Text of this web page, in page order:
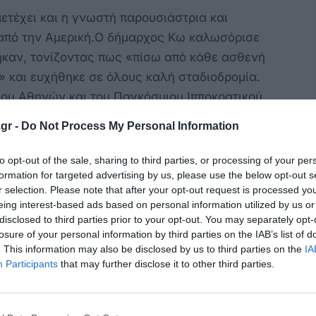
- Do Not Process My Personal Information
opt-out of the sale, sharing to third parties, or processing of your
for targeted advertising by us, please use the below opt-out
selection. Please note that after your opt-out request is processed
interest-based ads based on personal information utilized by us
to third parties prior to your opt-out. You may separately
of your personal information by third parties on the IAB’s list of
This information may also be disclosed by us to third parties on the
Participants that may further disclose it to other third parties.
και η γνωστή παρουσιάστρια και
την Αμερική.Ο δήμαρχος Κω καλωσόρισε
τονίζοντας πως «πίσω από κάθε ασθενή
ευχήθηκε σε όλους καλή σταδιοδρομία.
Αθηνών και του Παγκόσμιου Ιπποκρατικού
την ιδιαίτερη συγκίνησή του για την
Κω», επισημαίνοντας πως «ο Ιπποκράτης
και πολιτιστική μας κληρονομιά».
να εργάζεται προς αυτή την
και αξιών του Ιπποκράτη.Ο αντιπρόεδρος
Στέφανος Γερουλάνος, μίλησε για την
σημειώνοντας πως «οι γιατροί σε
ορκίζονται στον όρκο του». Υπενθύμισε ότι
τον Όρκο, αλλά και πλήθος
του αρχή: «Να ωφελείς και τουλάχιστον